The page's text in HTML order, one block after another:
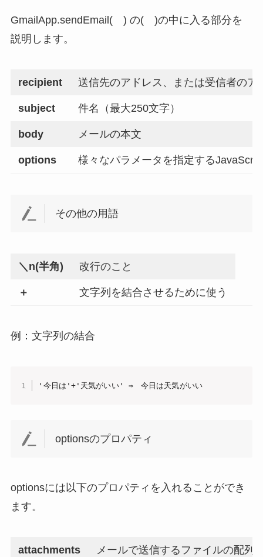
GmailApp.sendEmail( ) の( )の中に入る部分を
説明します。
recipient 送信先のアドレス、または受信者の
subject 件名（最大250文字）
body メールの本文
options 様々なパラメータを指定する
その他の用語
＼n(半角) 改行のこと
＋ 文字列を結合させるために使う
例：文字列の結合
'今日は'+'天気がいい' ⇒　今日は天気がいい
optionsのプロパティ
optionsには以下のプロパティを入れることができ
ます。
attachments メールで送信するファイルの配列